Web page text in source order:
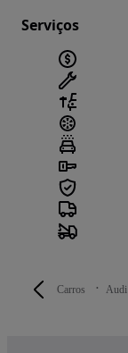
Carros Audi
Serviços